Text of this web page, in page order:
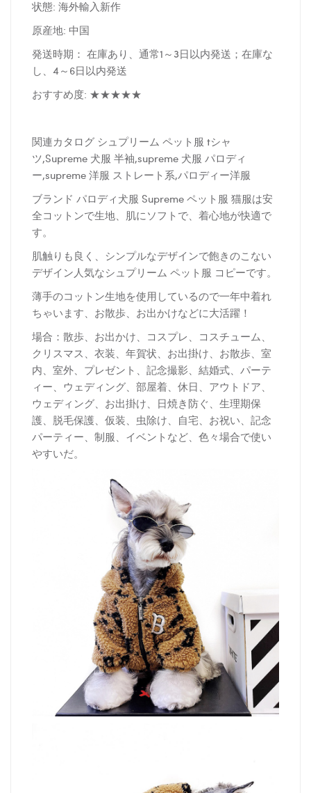
状態: 海外輸入新作
原産地: 中国
発送時期： 在庫あり、通常1～3日以内発送；在庫な
し、4～6日以内発送
おすすめ度: ★★★★★
関連カタログ シュプリーム ペット服 tシャ
ツ,Supreme 犬服 半袖,supreme 犬服 パロディ
ー,supreme 洋服 ストレート系,パロディー洋服
ブランド パロディ犬服 Supreme ペット服 猫服は安
全コットンで生地、肌にソフトで、着心地が快適で
す。
肌触りも良く、シンプルなデザインで飽きのこない
デザイン人気なシュプリーム ペット服 コピーです。
薄手のコットン生地を使用しているので一年中着れ
ちゃいます、お散歩、お出かけなどに大活躍！
場合：散歩、お出かけ、コスプレ、コスチューム、
クリスマス、衣装、年賀状、お出掛け、お散歩、室
内、室外、プレゼント、記念撮影、結婚式、パーテ
ィー、ウェディング、部屋着、休日、アウトドア、
ウェディング、お出掛け、日焼き防ぐ、生理期保
護、脱毛保護、仮装、虫除け、自宅、お祝い、記念
パーティー、制服、イベントなど、色々場合で使い
やすいだ。